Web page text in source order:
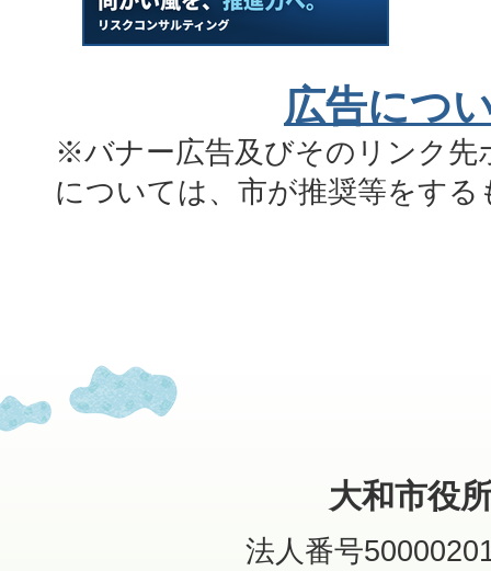
広告につ
※バナー広告及びそのリンク先
については、市が推奨等をす
大和市役
法人番号